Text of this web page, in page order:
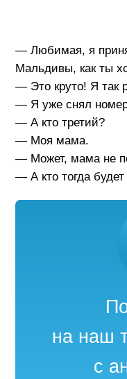
— Любимая, я
Мальдивы, как ты
— Это круто! Я так
— Я уже снял
— А кто третий?
— Моя мама.
— Может, мама не
— А кто тогда
на наш
с